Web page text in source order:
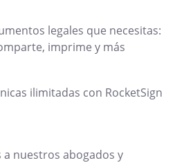
legales que necesitas:
imprime y más
ilimitadas con RocketSign
a nuestros abogados y